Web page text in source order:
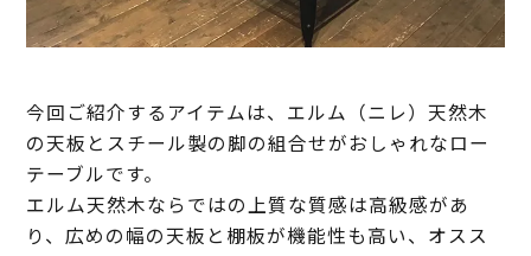
今回ご紹介するアイテムは、エルム（ニレ）天然木
の天板とスチール製の脚の組合せがおしゃれなロー
テーブルです。
エルム天然木ならではの上質な質感は高級感があ
り、広めの幅の天板と棚板が機能性も高い、オスス